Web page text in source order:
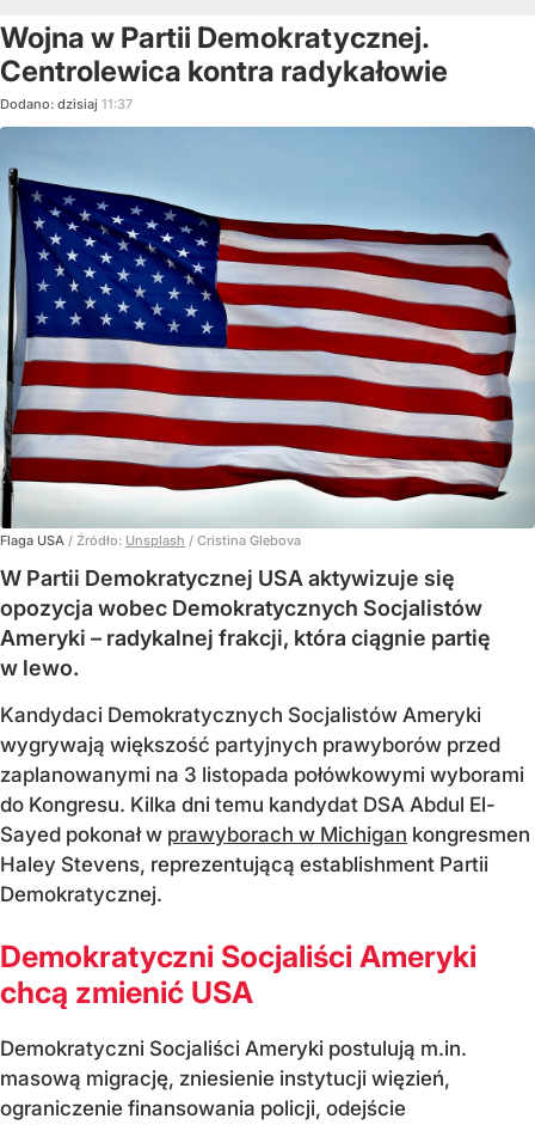
Wojna w Partii Demokratycznej.
Centrolewica kontra radykałowie
Dodano: dzisiaj 11:37
Flaga USA / Źródło: Unsplash / Cristina Glebova
W Partii Demokratycznej USA aktywizuje się
opozycja wobec Demokratycznych Socjalistów
Ameryki – radykalnej frakcji, która ciągnie partię
w lewo.
Kandydaci Demokratycznych Socjalistów Ameryki
wygrywają większość partyjnych prawyborów przed
zaplanowanymi na 3 listopada połówkowymi wyborami
do Kongresu. Kilka dni temu kandydat DSA Abdul El-
Sayed pokonał w prawyborach w Michigan kongresmen
Haley Stevens, reprezentującą establishment Partii
Demokratycznej.
Demokratyczni Socjaliści Ameryki
chcą zmienić USA
Demokratyczni Socjaliści Ameryki postulują m.in.
masową migrację, zniesienie instytucji więzień,
ograniczenie finansowania policji, odejście